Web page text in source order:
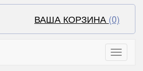
ВАША КОРЗИНА (0)
Toggle